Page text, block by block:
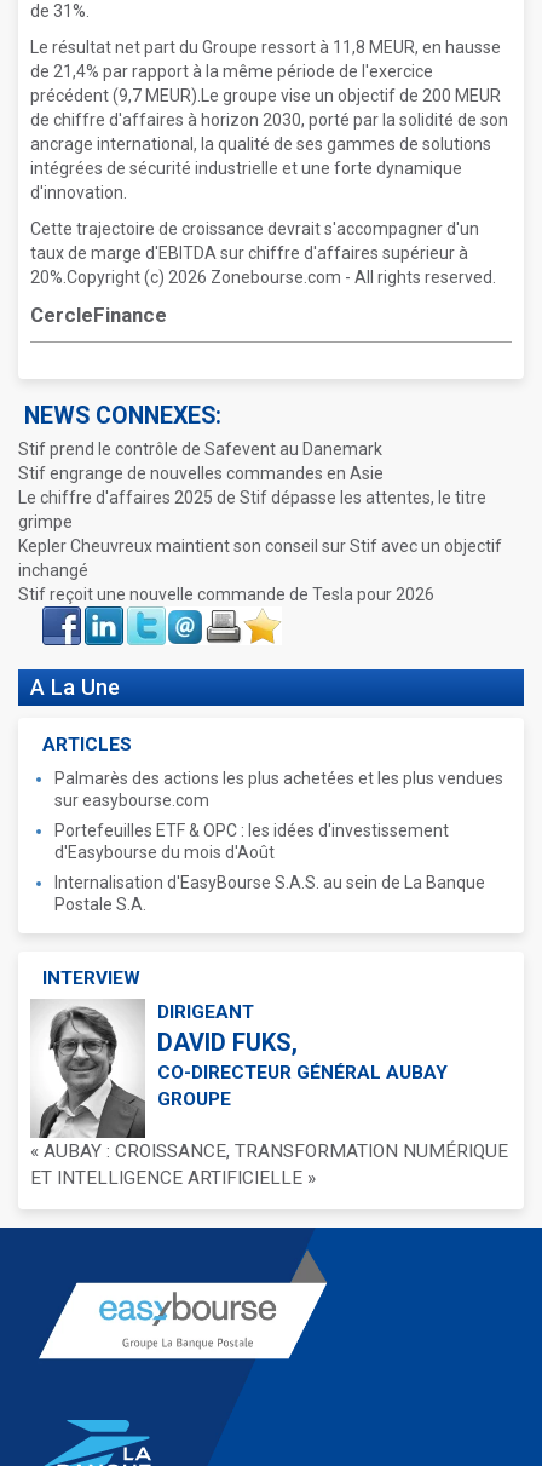
de 31%.
Le résultat net part du Groupe ressort à 11,8 MEUR, en hausse
de 21,4% par rapport à la même période de l'exercice
précédent (9,7 MEUR).Le groupe vise un objectif de 200 MEUR
de chiffre d'affaires à horizon 2030, porté par la solidité de son
ancrage international, la qualité de ses gammes de solutions
intégrées de sécurité industrielle et une forte dynamique
d'innovation.
Cette trajectoire de croissance devrait s'accompagner d'un
taux de marge d'EBITDA sur chiffre d'affaires supérieur à
20%.Copyright (c) 2026 Zonebourse.com - All rights reserved.
CercleFinance
NEWS CONNEXES:
Stif prend le contrôle de Safevent au Danemark
Stif engrange de nouvelles commandes en Asie
Le chiffre d'affaires 2025 de Stif dépasse les attentes, le titre
grimpe
Kepler Cheuvreux maintient son conseil sur Stif avec un objectif
inchangé
Stif reçoit une nouvelle commande de Tesla pour 2026
Face
book
LinkIn Twitter Envoyer ImprimerFavoris
A La Une
ARTICLES
Palmarès des actions les plus achetées et les plus vendues
sur easybourse.com
Portefeuilles ETF & OPC : les idées d'investissement
d'Easybourse du mois d'Août
Internalisation d'EasyBourse S.A.S. au sein de La Banque
Postale S.A.
INTERVIEW
DIRIGEANT
DAVID FUKS,
CO-DIRECTEUR GÉNÉRAL AUBAY
GROUPE
« AUBAY : CROISSANCE, TRANSFORMATION NUMÉRIQUE
ET INTELLIGENCE ARTIFICIELLE »